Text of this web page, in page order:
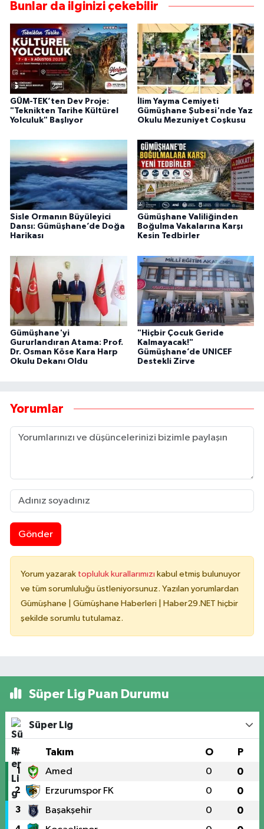
Bunlar da ilginizi çekebilir
GÜM-TEK’ten Dev Proje:
"Teknikten Tarihe Kültürel
Yolculuk" Başlıyor
İlim Yayma Cemiyeti
Gümüşhane Şubesi'nde Yaz
Okulu Mezuniyet Coşkusu
Sisle Ormanın Büyüleyici
Dansı: Gümüşhane’de Doğa
Harikası
Gümüşhane Valiliğinden
Boğulma Vakalarına Karşı
Kesin Tedbirler
Gümüşhane'yi
Gururlandıran Atama: Prof.
Dr. Osman Köse Kara Harp
Okulu Dekanı Oldu
"Hiçbir Çocuk Geride
Kalmayacak!"
Gümüşhane’de UNICEF
Destekli Zirve
Yorumlar
Gönder
Yorum yazarak topluluk kurallarımızı kabul etmiş bulunuyor
ve tüm sorumluluğu üstleniyorsunuz. Yazılan yorumlardan
Gümüşhane | Gümüşhane Haberleri | Haber29.NET hiçbir
şekilde sorumlu tutulamaz.
Süper Lig Puan Durumu
Süper Lig
# Takım O P
1 Amed 0 0
2 Erzurumspor FK 0 0
3 Başakşehir 0 0